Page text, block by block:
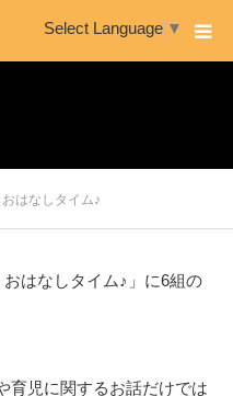
Select Language ▼
はなしタイム♪
はなしタイム♪」に6組の
育児に関するお話だけでは